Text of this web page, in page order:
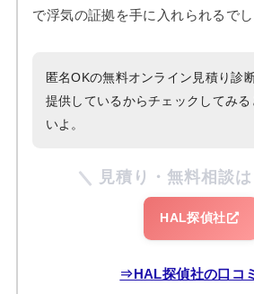
で浮気の証拠を手に入れられるでし
匿名OKの無料オンライン見積り診
提供しているからチェックしてみる
いよ。
見積り・無料相談
HAL探偵社
⇒HAL探偵社の口コ